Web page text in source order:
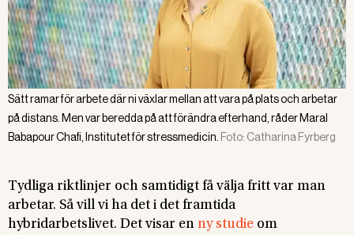
Sätt ramar för arbete där ni växlar mellan att vara på plats och arbetar
på distans. Men var beredda på att förändra efterhand, råder Maral
Babapour Chafi, Institutet för stressmedicin. Foto: Catharina Fyrberg
Tydliga riktlinjer och samtidigt få välja fritt var man
arbetar. Så vill vi ha det i det framtida
hybridarbetslivet. Det visar en ny studie om